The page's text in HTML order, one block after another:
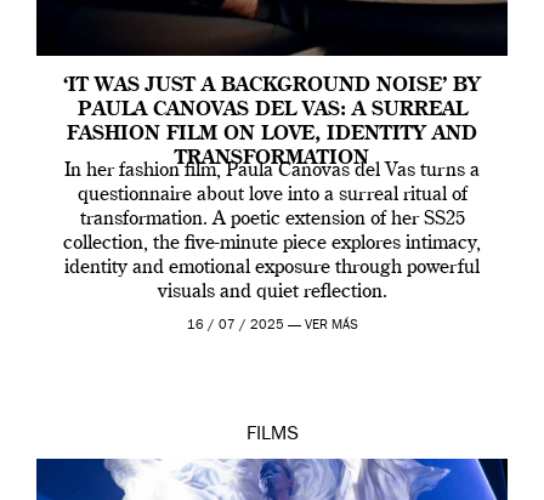
‘IT WAS JUST A BACKGROUND NOISE’ BY
PAULA CANOVAS DEL VAS: A SURREAL
FASHION FILM ON LOVE, IDENTITY AND
TRANSFORMATION
In her fashion film, Paula Canovas del Vas turns a
questionnaire about love into a surreal ritual of
transformation. A poetic extension of her SS25
collection, the five-minute piece explores intimacy,
identity and emotional exposure through powerful
visuals and quiet reflection.
16 / 07 / 2025 — VER MÁS
FILMS